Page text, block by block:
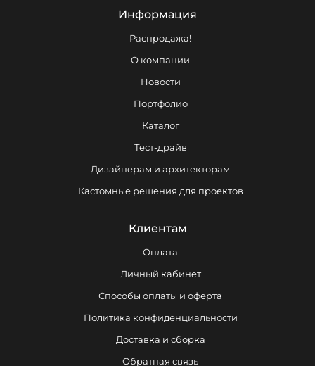
Информация
Распродажа!
О компании
Новости
Портфолио
Каталог
Тест-драйв
Дизайнерам и архитекторам
Кастомные решения для проектов
Клиентам
Оплата
Личный кабинет
Способы оплаты и оферта
Политика конфиденциальности
Доставка и сборка
Обратная связь